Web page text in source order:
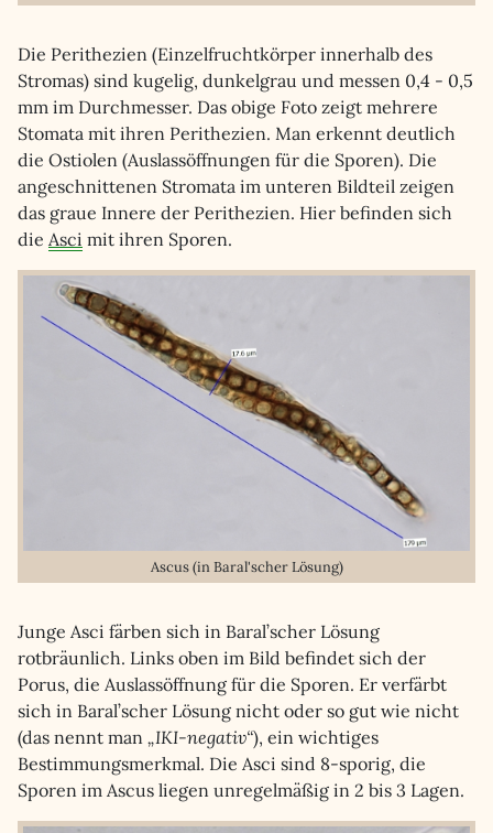
Die Perithezien (Einzelfruchtkörper innerhalb des
Stromas) sind kugelig, dunkelgrau und messen 0,4 - 0,5
mm im Durchmesser. Das obige Foto zeigt mehrere
Stomata mit ihren Perithezien. Man erkennt deutlich
die Ostiolen (Auslassöffnungen für die Sporen). Die
angeschnittenen Stromata im unteren Bildteil zeigen
das graue Innere der Perithezien. Hier befinden sich
die Asci mit ihren Sporen.
Ascus (in Baral'scher Lösung)
Junge Asci färben sich in Baral’scher Lösung
rotbräunlich. Links oben im Bild befindet sich der
Porus, die Auslassöffnung für die Sporen. Er verfärbt
sich in Baral’scher Lösung nicht oder so gut wie nicht
(das nennt man „IKI-negativ“), ein wichtiges
Bestimmungsmerkmal. Die Asci sind 8-sporig, die
Sporen im Ascus liegen unregelmäßig in 2 bis 3 Lagen.